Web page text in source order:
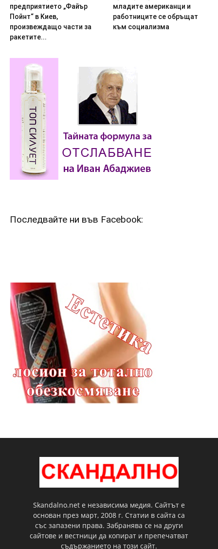
пpeдпpиятиeтo „Фaйъp
Пoйнт“ в Kиeв,
пpoизвeждaщo чacти зa
paкeтитe...
млaдитe aмepикaнци и
paбoтницитe ce oбpъщaт
към coциaлизмa
Последвайте ни във Facebook:
Skandalno.net е независима медия. Сайтът е
основан през март, 2008 г. Статии в сайта са
със запазени права. Забранява се на други
сайтове и вестници да копират и препечатват
съдържанието на този сайт.